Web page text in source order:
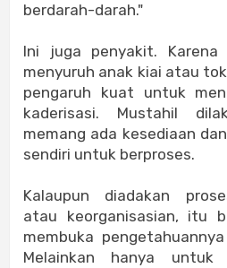
berdarah-darah."
Ini juga penyakit.
menyuruh anak kiai atau
pengaruh kuat untuk
kaderisasi. Mustahil
memang ada kesediaan
sendiri untuk berproses.
Kalaupun diadakan
atau keorganisasian, itu
membuka
Melainkan hanya untuk